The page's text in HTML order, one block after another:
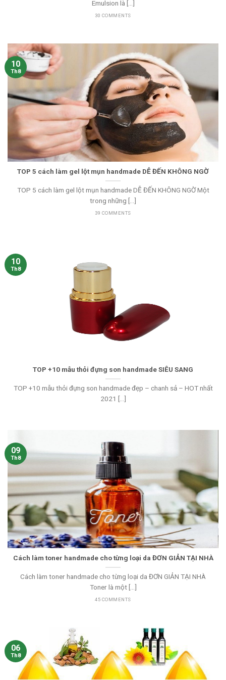
Emulsion là [...]
30 COMMENTS
TOP 5 cách làm gel lột mụn handmade DỄ ĐẾN KHÔNG NGỜ
TOP 5 cách làm gel lột mụn handmade DỄ ĐẾN KHÔNG NGỜ Một
trong những [...]
39 COMMENTS
10
Th8
TOP +10 mẫu thỏi đựng son handmade SIÊU SANG
TOP +10 mẫu thỏi đựng son handmade đẹp – chanh sả – HOT nhất
2021 [...]
10
Th8
Cách làm toner handmade cho từng loại da ĐƠN GIẢN TẠI NHÀ
Cách làm toner handmade cho từng loại da ĐƠN GIẢN TẠI NHÀ
Toner là một [...]
45 COMMENTS
09
Th8
06
Th8